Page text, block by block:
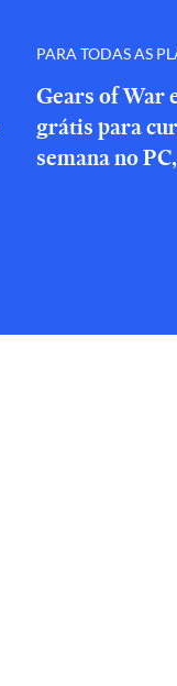
PARA TODAS AS
Gears of War
grátis para
semana no